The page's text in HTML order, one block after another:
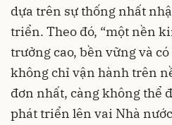
dựa trên sự thống nhất
triển. Theo đó, “một nền
trưởng cao, bền vững và
không chỉ vận hành trên
đơn nhất, càng không thể
phát triển lên vai Nhà